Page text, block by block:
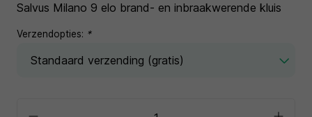
Salvus Milano 9 elo brand- en inbraakwerende kluis
Verzendopties: *